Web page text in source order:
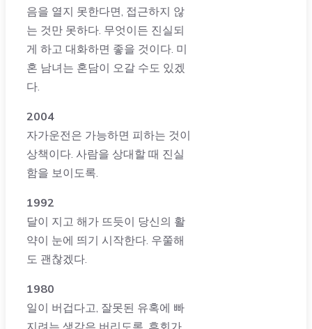
음을 열지 못한다면, 접근하지 않
는 것만 못하다. 무엇이든 진실되
게 하고 대화하면 좋을 것이다. 미
혼 남녀는 혼담이 오갈 수도 있겠
다.
2004
자가운전은 가능하면 피하는 것이
상책이다. 사람을 상대할 때 진실
함을 보이도록.
1992
달이 지고 해가 뜨듯이 당신의 활
약이 눈에 띄기 시작한다. 우쭐해
도 괜찮겠다.
1980
일이 버겁다고, 잘못된 유혹에 빠
지려는 생각은 버리도록. 후회가